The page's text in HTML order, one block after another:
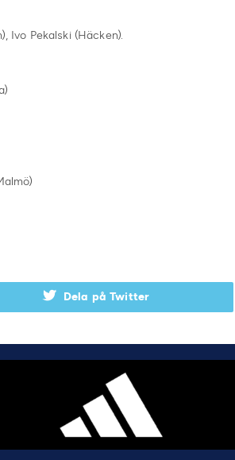
Ivo Pekalski (Häcken).
Dela på Twitter